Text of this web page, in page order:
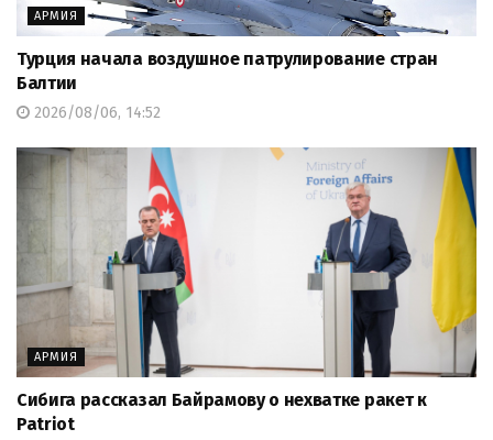
АРМИЯ
Турция начала воздушное патрулирование стран
Балтии
2026/08/06, 14:52
АРМИЯ
Сибига рассказал Байрамову о нехватке ракет к
Patriot